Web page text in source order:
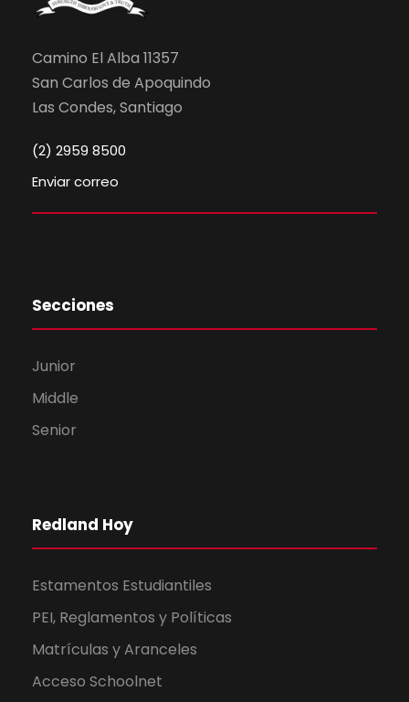
Camino El Alba 11357
San Carlos de Apoquindo
Las Condes, Santiago
(2) 2959 8500
Enviar correo
Secciones
Junior
Middle
Senior
Redland Hoy
Estamentos Estudiantiles
PEI, Reglamentos y Políticas
Matrículas y Aranceles
Acceso Schoolnet